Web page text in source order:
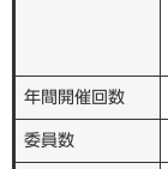
年間開催回数
委員数